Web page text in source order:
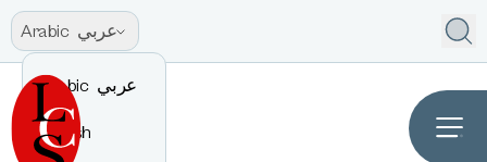
Arabic عربي
Arabic عربي
English